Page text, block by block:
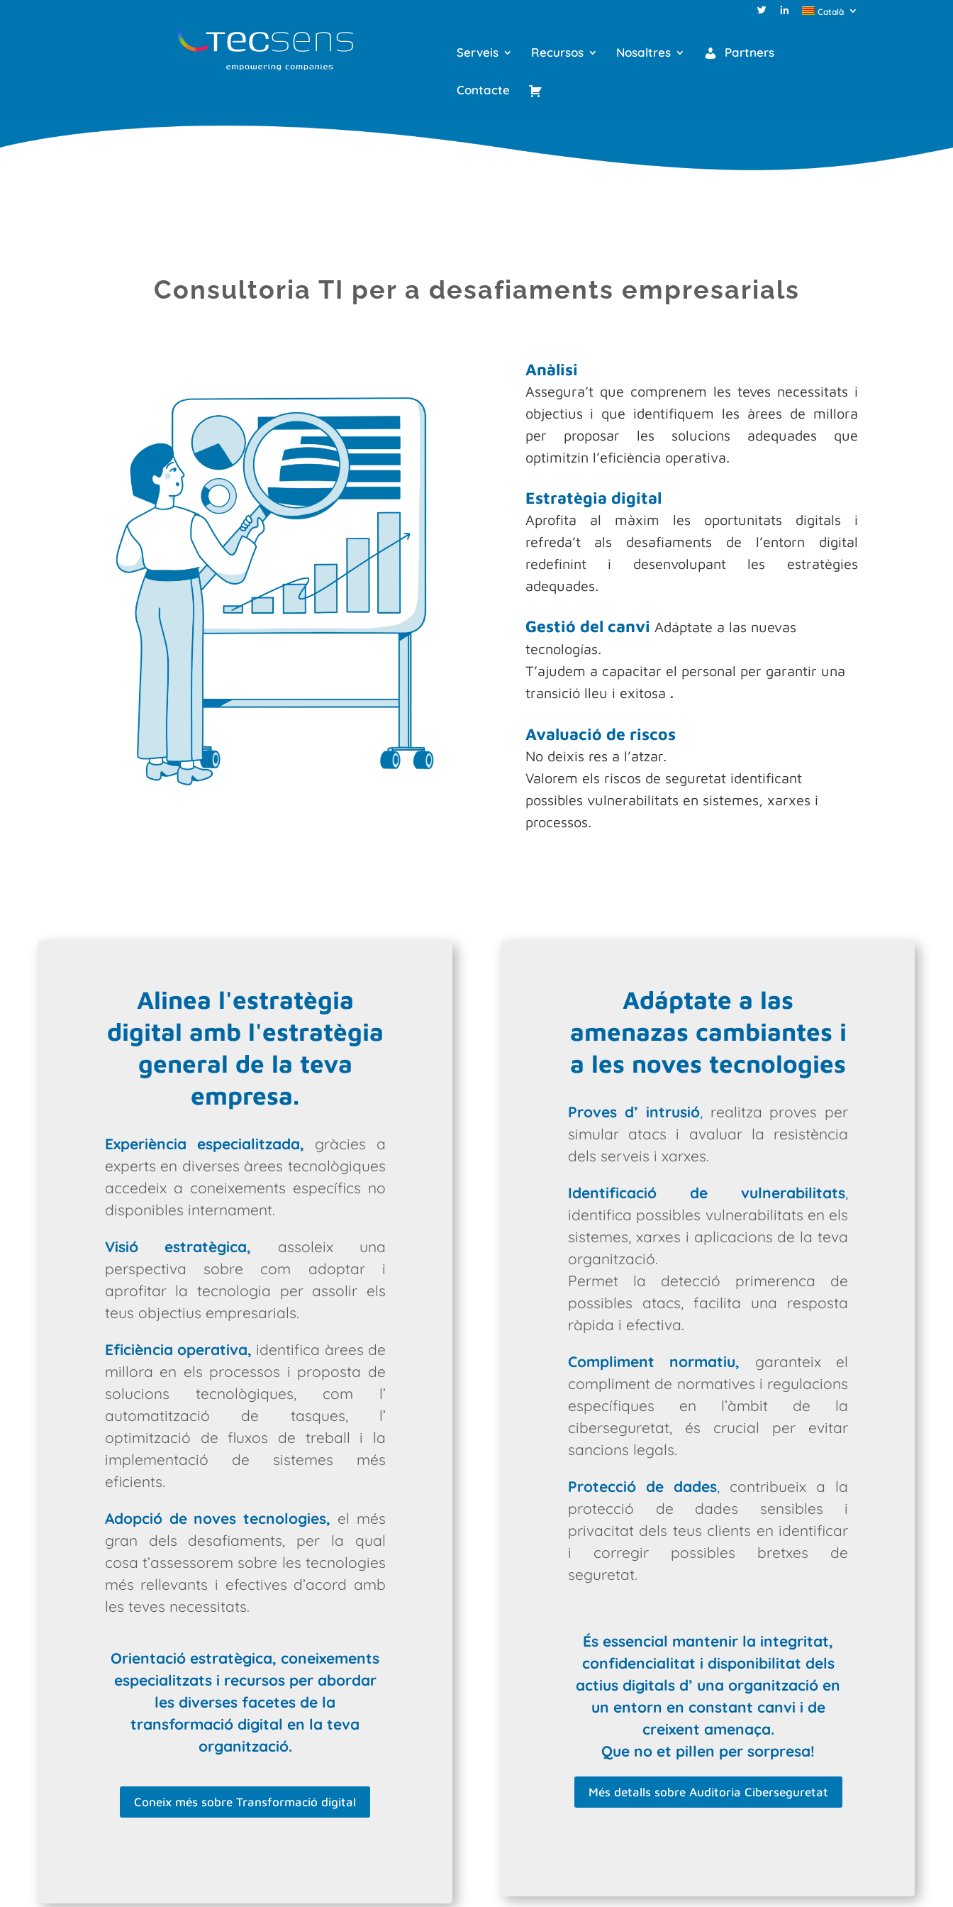
Català
Serveis Recursos Nosaltres Partners
Contacte
Consultoria TI per a desafiaments empresarials
Anàlisi
Assegura’t que comprenem les teves necessitats i
objectius i que identifiquem les àrees de millora
per proposar les solucions adequades que
optimitzin l’eficiència operativa.
Estratègia digital
Aprofita al màxim les oportunitats digitals i
refreda’t als desafiaments de l’entorn digital
redefinint i desenvolupant les estratègies
adequades.
Gestió del canvi Adáptate a las nuevas
tecnologías.
T’ajudem a capacitar el personal per garantir una
transició lleu i exitosa .
Avaluació de riscos
No deixis res a l’atzar.
Valorem els riscos de seguretat identificant
possibles vulnerabilitats en sistemes, xarxes i
processos.
Alinea l'estratègia
digital amb l'estratègia
general de la teva
empresa.
Experiència especialitzada, gràcies a
experts en diverses àrees tecnològiques
accedeix a coneixements específics no
disponibles internament.
Visió estratègica, assoleix una
perspectiva sobre com adoptar i
aprofitar la tecnologia per assolir els
teus objectius empresarials.
Eficiència operativa, identifica àrees de
millora en els processos i proposta de
solucions tecnològiques, com l’
automatització de tasques, l’
optimització de fluxos de treball i la
implementació de sistemes més
eficients.
Adopció de noves tecnologies, el més
gran dels desafiaments, per la qual
cosa t’assessorem sobre les tecnologies
més rellevants i efectives d’acord amb
les teves necessitats.
Orientació estratègica, coneixements
especialitzats i recursos per abordar
les diverses facetes de la
transformació digital en la teva
organització.
Coneix més sobre Transformació digital
Adáptate a las
amenazas cambiantes i
a les noves tecnologies
Proves d’ intrusió, realitza proves per
simular atacs i avaluar la resistència
dels serveis i xarxes.
Identificació de vulnerabilitats,
identifica possibles vulnerabilitats en els
sistemes, xarxes i aplicacions de la teva
organització.
Permet la detecció primerenca de
possibles atacs, facilita una resposta
ràpida i efectiva.
Compliment normatiu, garanteix el
compliment de normatives i regulacions
específiques en l’àmbit de la
ciberseguretat, és crucial per evitar
sancions legals.
Protecció de dades, contribueix a la
protecció de dades sensibles i
privacitat dels teus clients en identificar
i corregir possibles bretxes de
seguretat.
És essencial mantenir la integritat,
confidencialitat i disponibilitat dels
actius digitals d’ una organització en
un entorn en constant canvi i de
creixent amenaça.
Que no et pillen per sorpresa!
Més detalls sobre Auditoria Ciberseguretat